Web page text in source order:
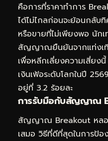
คือการที่ราคาทำการ
ได้ไม่ไกลก่อนจะย้อนกลับ
หรือขายที่ไม่เพียงพอ นักเ
สัญญาณยืนยันจากแท่งเ
เพื่อหลีกเลี่ยงความเสี่ยง
เงินเฟ้อระดับโลกในปี
อยู่ที่ 3.2 ร้อยละ
การรับมือกับสัญญาณ
สัญญาณ Breakout หลอ
เสมอ วิธีที่ดีที่สุดในการป้